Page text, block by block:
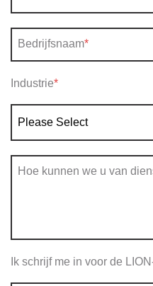
Bedrijfsnaam*
Industrie*
Hoe kunnen we u van
Ik schrijf me in voor de